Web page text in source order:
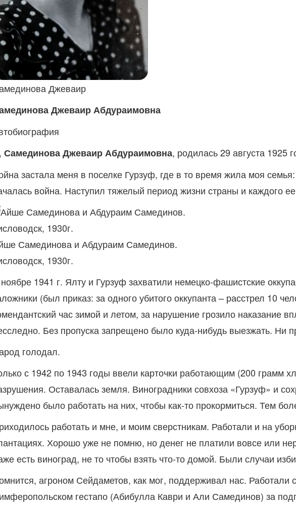
Джеваир
Джеваир Абдураимовна
Самединова Джеваир Абдураимовна, родилась 29 августа
застала меня в поселке Гурзуф, где в то время жила моя
война. Наступил тяжелый период жизни страны и каждого
Самединова и Абдураим Самединов.
1930г.
1941 г. Ялту и Гурзуф захватили немецко-фашистские
(был приказ: за одного убитого оккупанта – расстрел 10
час зимой и летом, за нарушение грозило наказание
Без пропуска запрещено было куда-нибудь выезжать. Ни
голодал.
с 1942 по 1943 годы ввели карточки работающим (200 грамм
Оставалась земля. Виноградники совхоза «Гурзуф» и
было работать на них, чтобы как-то прокормиться. Тем
работать и мне, и моим сверстникам. Работали и на
Хорошо уже не помню, но денег не платили вовсе или
есть виноград, не то чтобы взять что-то домой. Были случаи
агроном Сейдаметов, как мог, поддерживал нас. Работали
гестапо (Абибулла Каври и Али Самединов) за